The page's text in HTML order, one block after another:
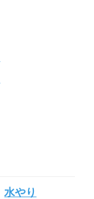
水やり